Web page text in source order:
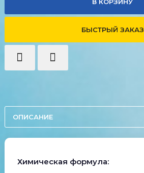
БЫСТРЫЙ ЗАКАЗ
ОПИСАНИЕ
Химическая формула: